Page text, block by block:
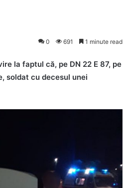
0 691 1 minute read
la faptul că, pe DN 22 E 87, pe
soldat cu decesul unei